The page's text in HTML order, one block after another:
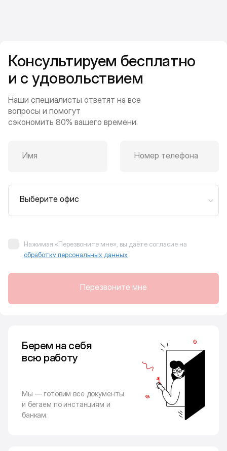
Консультируем бесплатно
и с удовольствием
Наши специалисты ответят на все
вопросы и помогут
сэкономить 80% вашего времени.
Имя Номер телефона
Выберите офис
Нажимая «Перезвоните мне», вы даёте согласие на
обработку персональных данных
Перезвоните мне
Берем на себя
всю работу
Мы — готовим все документы
и бегаем по инстанциям и
банкам.